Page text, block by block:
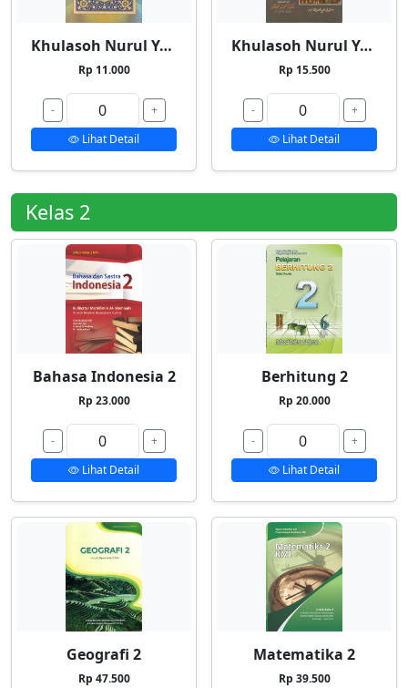
Khulasoh Nurul Yaqin 1
Rp 11.000
-
+
Lihat Detail
Khulasoh Nurul Yaqin 2
Rp 15.500
-
+
Lihat Detail
Kelas 2
Bahasa Indonesia 2
Rp 23.000
-
+
Lihat Detail
Berhitung 2
Rp 20.000
-
+
Lihat Detail
Geografi 2
Rp 47.500
Matematika 2
Rp 39.500